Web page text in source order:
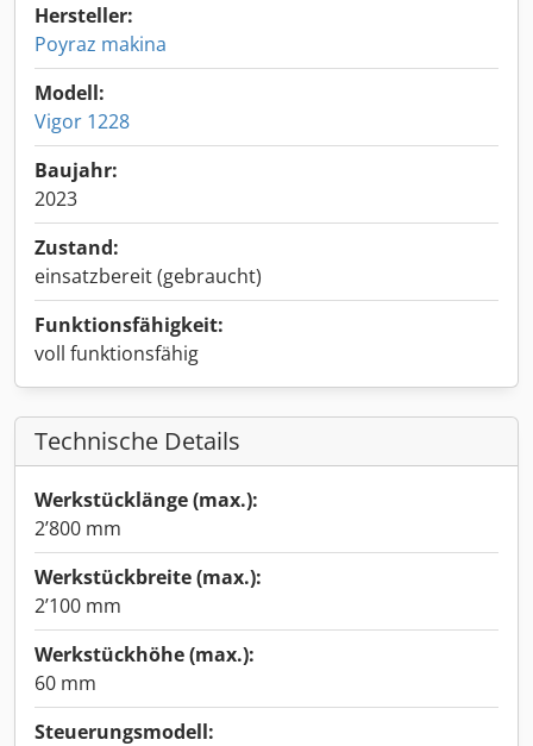
Hersteller:
Poyraz makina
Modell:
Vigor 1228
Baujahr:
2023
Zustand:
einsatzbereit (gebraucht)
Funktionsfähigkeit:
voll funktionsfähig
Technische Details
Werkstücklänge (max.):
2’800 mm
Werkstückbreite (max.):
2’100 mm
Werkstückhöhe (max.):
60 mm
Steuerungsmodell: